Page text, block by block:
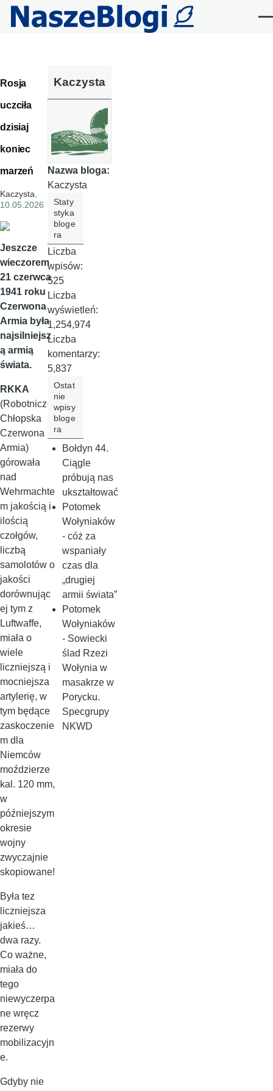
Przejdź do treści
Rosja
uczciła
dzisiaj
koniec
marzeń
Kaczysta,
10.05.2026
Jeszcze
wieczorem
21 czerwca
1941 roku
Czerwona
Armia była
najsilniejsz
ą armią
świata.
RKKA
(Robotniczo
Chłopska
Czerwona
Armia)
górowała
nad
Wehrmachte
m jakością i
ilością
czołgów,
liczbą
samolotów o
jakości
dorównując
ej tym z
Luftwaffe,
miała o
wiele
liczniejszą i
mocniejsza
artylerię, w
tym będące
zaskoczenie
m dla
Niemców
moździerze
kal. 120 mm,
w
późniejszym
okresie
wojny
zwyczajnie
skopiowane!
Była tez
liczniejsza
jakieś…
dwa razy.
Co ważne,
miała do
tego
niewyczerpa
ne wręcz
rezerwy
mobilizacyjn
e.
Gdyby nie
Kaczysta
Nazwa bloga:
Kaczysta
Staty
styka
bloge
ra
Liczba
wpisów:
525
Liczba
wyświetleń:
1,254,974
Liczba
komentarzy:
5,837
Ostat
nie
wpisy
bloge
ra
Bołdyn 44.
Ciągle
próbują nas
ukształtować
Potomek
Wołyniaków
- cóż za
wspaniały
czas dla
„drugiej
armii świata”
Potomek
Wołyniaków
- Sowiecki
ślad Rzezi
Wołynia w
masakrze w
Porycku.
Specgrupy
NKWD